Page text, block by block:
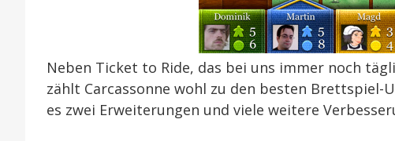
Neben Ticket to Ride, das bei uns immer noch
zählt Carcassonne wohl zu den besten
es zwei Erweiterungen und viele weitere